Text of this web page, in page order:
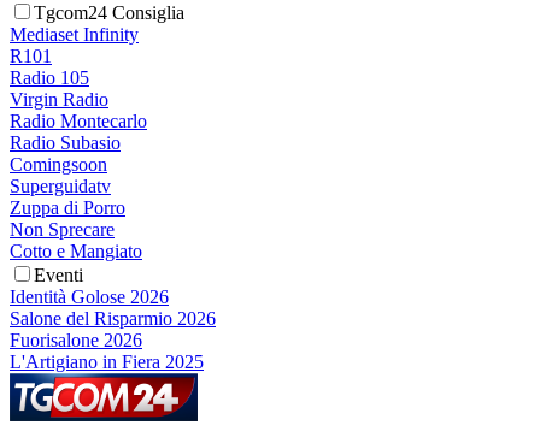
Tgcom24 Consiglia
Mediaset Infinity
R101
Radio 105
Virgin Radio
Radio Montecarlo
Radio Subasio
Comingsoon
Superguidatv
Zuppa di Porro
Non Sprecare
Cotto e Mangiato
Eventi
Identità Golose 2026
Salone del Risparmio 2026
Fuorisalone 2026
L'Artigiano in Fiera 2025